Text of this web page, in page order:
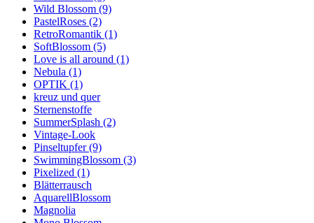
Wild Blossom (9)
PastelRoses (2)
RetroRomantik (1)
SoftBlossom (5)
Love is all around (1)
Nebula (1)
OPTIK (1)
kreuz und quer
Sternenstoffe
SummerSplash (2)
Vintage-Look
Pinseltupfer (9)
SwimmingBlossom (3)
Pixelized (1)
Blätterrausch
AquarellBlossom
Magnolia